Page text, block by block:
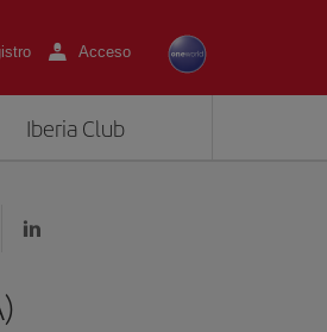
Acceso
Iberia Club